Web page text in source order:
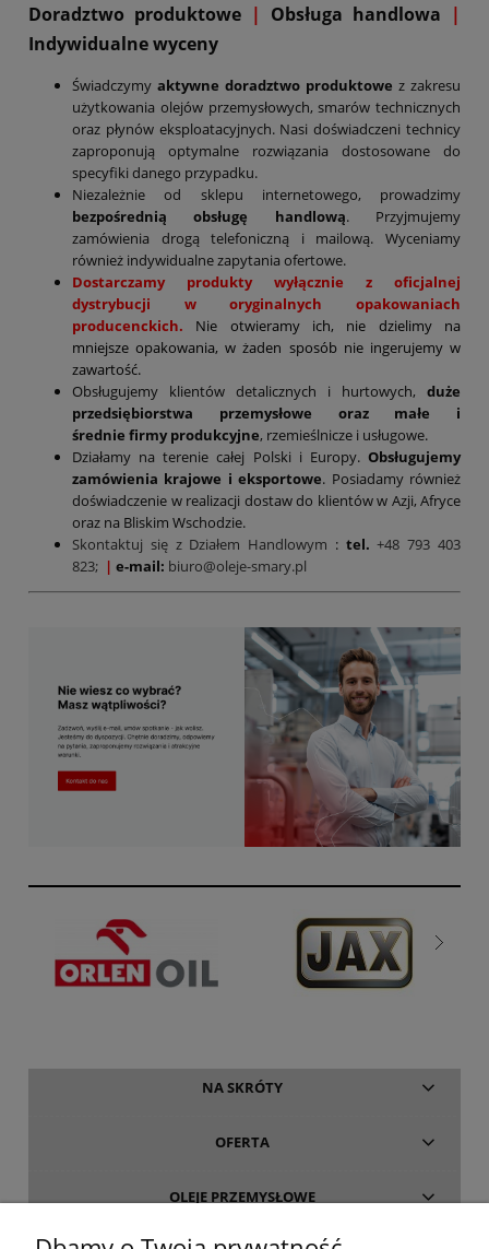
Doradztwo produktowe | Obsługa handlowa |
Indywidualne wyceny
Świadczymy aktywne doradztwo produktowe z zakresu
użytkowania olejów przemysłowych, smarów technicznych
oraz płynów eksploatacyjnych. Nasi doświadczeni technicy
zaproponują optymalne rozwiązania dostosowane do
specyfiki danego przypadku.
Niezależnie od sklepu internetowego, prowadzimy
bezpośrednią obsługę handlową. Przyjmujemy
zamówienia drogą telefoniczną i mailową. Wyceniamy
również indywidualne zapytania ofertowe.
Dostarczamy produkty wyłącznie z oficjalnej
dystrybucji w oryginalnych opakowaniach
producenckich. Nie otwieramy ich, nie dzielimy na
mniejsze opakowania, w żaden sposób nie ingerujemy w
zawartość.
Obsługujemy klientów detalicznych i hurtowych, duże
przedsiębiorstwa przemysłowe oraz małe i
średnie firmy produkcyjne, rzemieślnicze i usługowe.
Działamy na terenie całej Polski i Europy. Obsługujemy
zamówienia krajowe i eksportowe. Posiadamy również
doświadczenie w realizacji dostaw do klientów w Azji, Afryce
oraz na Bliskim Wschodzie.
Skontaktuj się z Działem Handlowym : tel.+48 793 403
823; | e-mail: biuro@oleje-smary.pl
NA SKRÓTY
OFERTA
OLEJE PRZEMYSŁOWE